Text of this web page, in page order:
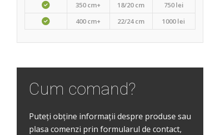
350 cm+
18/20 cm
750 lei
400 cm+
22/24 cm 1000 lei
Cum comand?
Puteți obține informații despre produse sau
plasa comenzi prin formularul de contact,